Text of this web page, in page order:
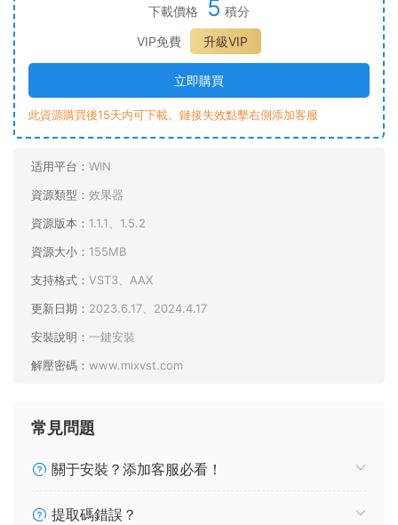
下載價格 5 積分
VIP免費
升級VIP
立即購買
此資源購買後15天内可下載。鏈接失效點擊右側添加客服
适用平台： WIN
資源類型： 效果器
資源版本： 1.1.1、1.5.2
資源大小： 155MB
支持格式： VST3、AAX
更新日期： 2023.6.17、2024.4.17
安裝說明： 一鍵安裝
解壓密碼： www.mixvst.com
常見問題
關于安裝？添加客服必看！
提取碼錯誤？